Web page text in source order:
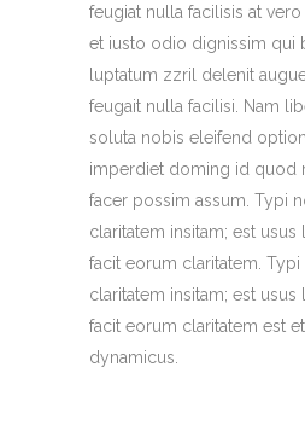
feugiat nulla facilisis at
et iusto odio dignissim qui
luptatum zzril delenit
feugait nulla facilisi. Nam
soluta nobis eleifend
imperdiet doming id quod
facer possim assum. Typi
claritatem insitam; est usus
facit eorum claritatem.
claritatem insitam; est usus
facit eorum claritatem est
dynamicus.